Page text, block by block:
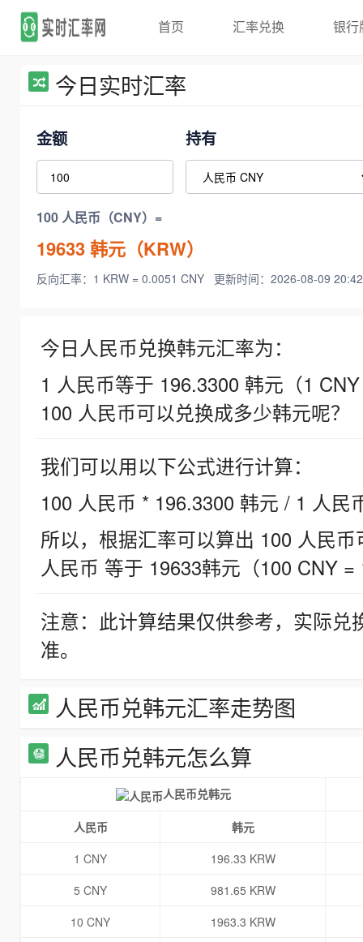
首页 汇率兑换 银行
今日实时汇率
金额 持有
100 人民币（CNY）=
19633韩元（KRW）
反向汇率：1 KRW = 0.0051 CNY 更新时间：2026-08-09
今日人民币兑换韩元汇率为：
1 人民币等于 196.3300 韩元（1
100 人民币可以兑换成多少韩元呢？
我们可以用以下公式进行计算：
100 人民币 * 196.3300 韩元 / 1 人民
所以，根据汇率可以算出 100 人民
人民币 等于 19633韩元（100 CNY =
注意：此计算结果仅供参考，实际
准。
人民币兑韩元汇率走势图
人民币兑韩元怎么算
人民币兑韩元
人民币
韩元
1 CNY
196.33 KRW
5 CNY
981.65 KRW
10 CNY
1963.3 KRW